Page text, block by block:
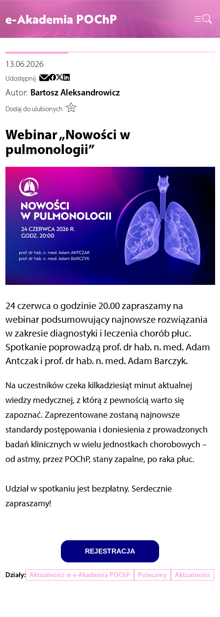
e-Akademia POChP
13.06.2026
Udostępnij
Autor: Bartosz Aleksandrowicz
Dodaj do ulubionych
Webinar „Nowości w
pulmonologii”
24 czerwca o godzinie 20.00 zapraszamy na
webinar podsumowujący najnowsze rozwiązania
w zakresie diagnostyki i leczenia chorób płuc.
Spotkanie poprowadzą prof. dr hab. n. med. Adam
Antczak i prof. dr hab. n. med. Adam Barczyk.
Na uczestników czeka kilkadziesiąt minut aktualnej
wiedzy medycznej, z którą z pewnością warto się
zapoznać. Zaprezentowane zostaną najnowsze
standardy postępowania i doniesienia z prowadzonych
badań klinicznych w wielu jednostkach chorobowych –
od astmy, przez POChP, stany zapalne, po raka płuc.
Udział w spotkaniu jest bezpłatny. Serdecznie
zapraszamy!
REJESTRACJA
Działy: Aktualności w e-Akademia POChP Polecamy Aktualności